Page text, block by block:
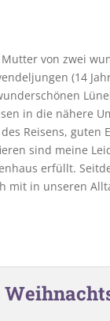
von zwei
(14
in die nähere
Reisens, guten
sind meine
erfüllt.
mit in unseren